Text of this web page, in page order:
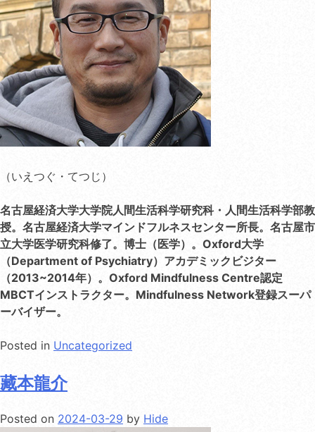
（いえつぐ・てつじ）
名古屋経済大学大学院人間生活科学研究科・人間生活科学部教
授。名古屋経済大学マインドフルネスセンター所長。名古屋市
立大学医学研究科修了。博士（医学）。Oxford大学
（Department of Psychiatry）アカデミックビジター
（2013~2014年）。Oxford Mindfulness Centre認定
MBCTインストラクター。Mindfulness Network登録スーパ
ーバイザー。
Posted in Uncategorized
藏本龍介
Posted on 2024-03-29 by Hide